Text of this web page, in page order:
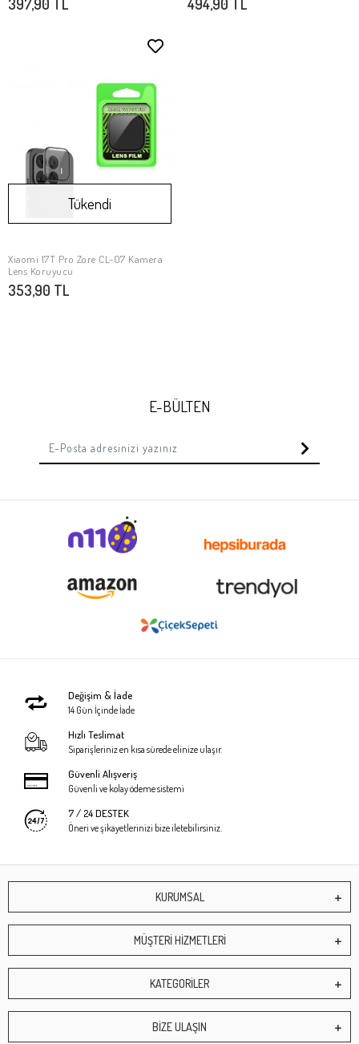
397,90 TL 494,90 TL
Stokta Yok
Tükendi
Xiaomi 17T Pro Zore CL-07 Kamera
Lens Koruyucu
353,90 TL
E-BÜLTEN
Değişim & İade
14 Gün İçinde İade
Hızlı Teslimat
Siparişleriniz en kısa sürede elinize ulaşır.
Güvenli Alışveriş
Güvenli ve kolay ödeme sistemi
7 / 24 DESTEK
Öneri ve şikayetlerinizi bize iletebilirsiniz.
KURUMSAL
MÜŞTERİ HİZMETLERİ
KATEGORİLER
BİZE ULAŞIN